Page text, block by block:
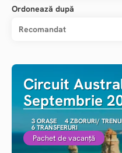
Ordonează după
Recomandat
Circuit
Septembrie
3 ORAȘE 4 ZBORURI/
6 TRANSFERURI
Pachet de vacanță